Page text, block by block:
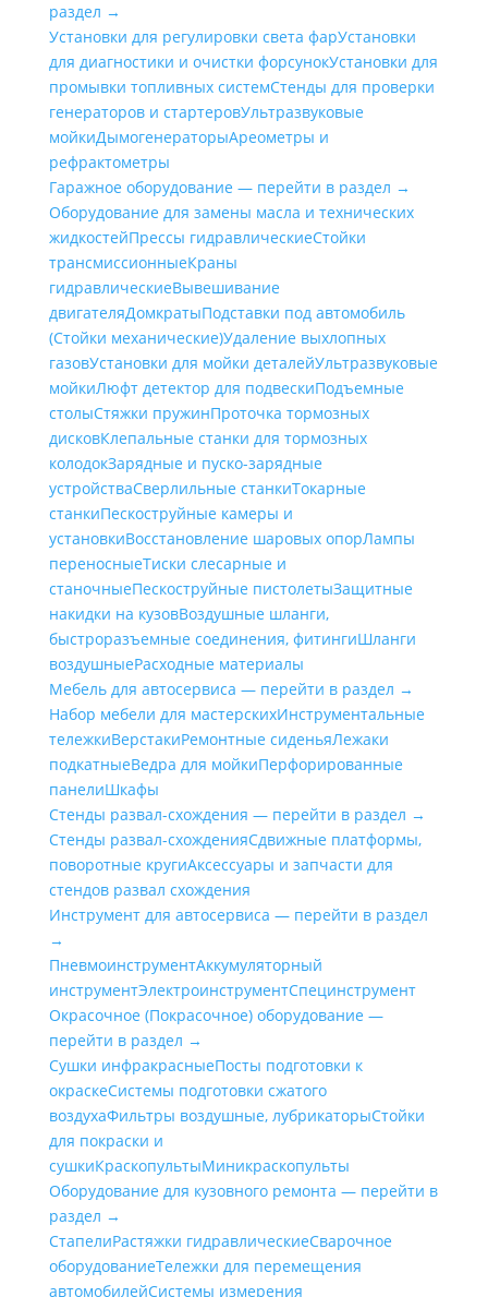
раздел →
Установки для регулировки света фарУстановки
для диагностики и очистки форсунокУстановки для
промывки топливных системСтенды для проверки
генераторов и стартеровУльтразвуковые
мойкиДымогенераторыАреометры и
рефрактометры
Гаражное оборудование — перейти в раздел →
Оборудование для замены масла и технических
жидкостейПрессы гидравлическиеСтойки
трансмиссионныеКраны
гидравлическиеВывешивание
двигателяДомкратыПодставки под автомобиль
(Стойки механические)Удаление выхлопных
газовУстановки для мойки деталейУльтразвуковые
мойкиЛюфт детектор для подвескиПодъемные
столыСтяжки пружинПроточка тормозных
дисковКлепальные станки для тормозных
колодокЗарядные и пуско-зарядные
устройстваСверлильные станкиТокарные
станкиПескоструйные камеры и
установкиВосстановление шаровых опорЛампы
переносныеТиски слесарные и
станочныеПескоструйные пистолетыЗащитные
накидки на кузовВоздушные шланги,
быстроразъемные соединения, фитингиШланги
воздушныеРасходные материалы
Мебель для автосервиса — перейти в раздел →
Набор мебели для мастерскихИнструментальные
тележкиВерстакиРемонтные сиденьяЛежаки
подкатныеВедра для мойкиПерфорированные
панелиШкафы
Стенды развал-схождения — перейти в раздел →
Стенды развал-схожденияСдвижные платформы,
поворотные кругиАксессуары и запчасти для
стендов развал схождения
Инструмент для автосервиса — перейти в раздел
→
ПневмоинструментАккумуляторный
инструментЭлектроинструментСпецинструмент
Окрасочное (Покрасочное) оборудование —
перейти в раздел →
Сушки инфракрасныеПосты подготовки к
окраскеСистемы подготовки сжатого
воздухаФильтры воздушные, лубрикаторыСтойки
для покраски и
сушкиКраскопультыМиникраскопульты
Оборудование для кузовного ремонта — перейти в
раздел →
СтапелиРастяжки гидравлическиеСварочное
оборудованиеТележки для перемещения
автомобилейСистемы измерения